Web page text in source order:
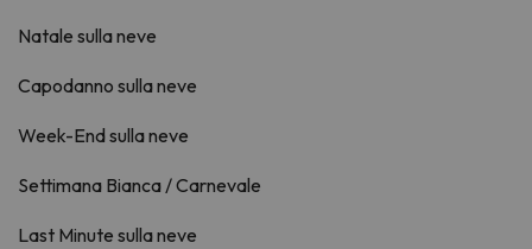
Natale sulla neve
Capodanno sulla neve
Week-End sulla neve
Settimana Bianca / Carnevale
Last Minute sulla neve